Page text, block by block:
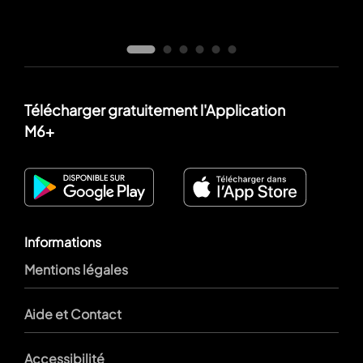
Télécharger gratuitement l'Application
M6+
Informations
Mentions légales
Aide et Contact
Accessibilité